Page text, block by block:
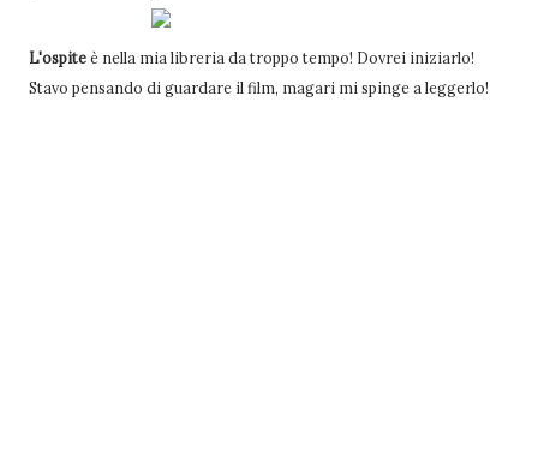
L'ospiteè nella mia libreria da troppo tempo! Dovrei iniziarlo!
Stavo pensando di guardare il film, magari mi spinge a leggerlo!